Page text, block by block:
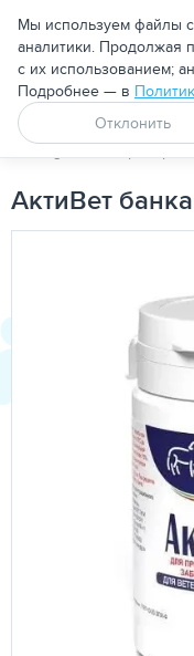
Апоквел
PetDog
АктиВет
Мы используем файлы
аналитики. Продолжая
с их использованием;
Подробнее — в
Отклонить